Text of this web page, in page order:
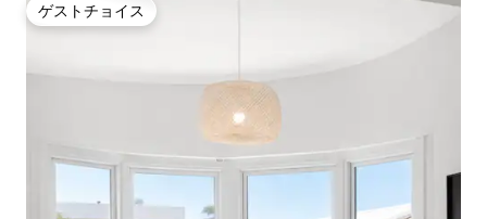
ゲストチョイス
ゲストチョイス